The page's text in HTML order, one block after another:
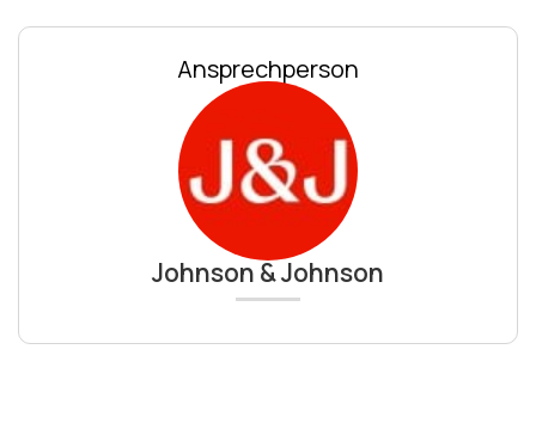
Ansprechperson
Johnson & Johnson